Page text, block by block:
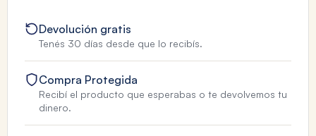
Devolución gratis
Tenés 30 días desde que lo recibís.
Compra Protegida
Recibí el producto que esperabas o te devolvemos tu
dinero.